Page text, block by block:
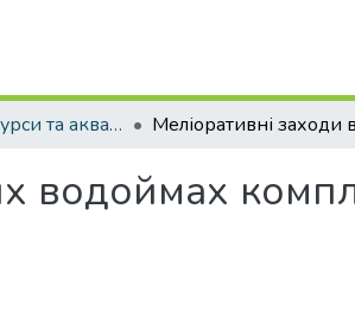
Водні біоресурси та аквакультура
водоймах